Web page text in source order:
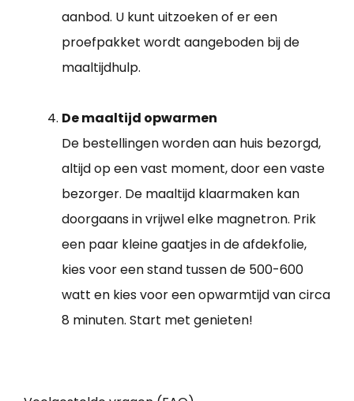
aanbod. U kunt uitzoeken of er een
proefpakket wordt aangeboden bij de
maaltijdhulp.
De maaltijd opwarmen
De bestellingen worden aan huis bezorgd,
altijd op een vast moment, door een vaste
bezorger. De maaltijd klaarmaken kan
doorgaans in vrijwel elke magnetron. Prik
een paar kleine gaatjes in de afdekfolie,
kies voor een stand tussen de 500-600
watt en kies voor een opwarmtijd van circa
8 minuten. Start met genieten!